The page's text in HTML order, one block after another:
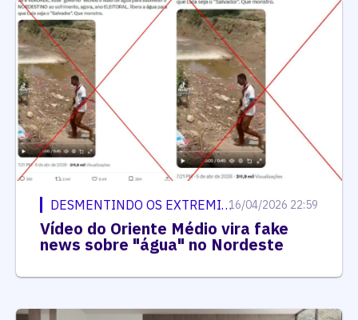
DESMENTINDO OS EXTREMISTAS16/04/2026 22:59
Vídeo do Oriente Médio vira fake
news sobre "água" no Nordeste